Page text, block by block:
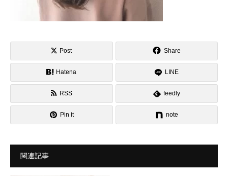
Post Share
Hatena LINE
RSS feedly
Pin it note
関連記事